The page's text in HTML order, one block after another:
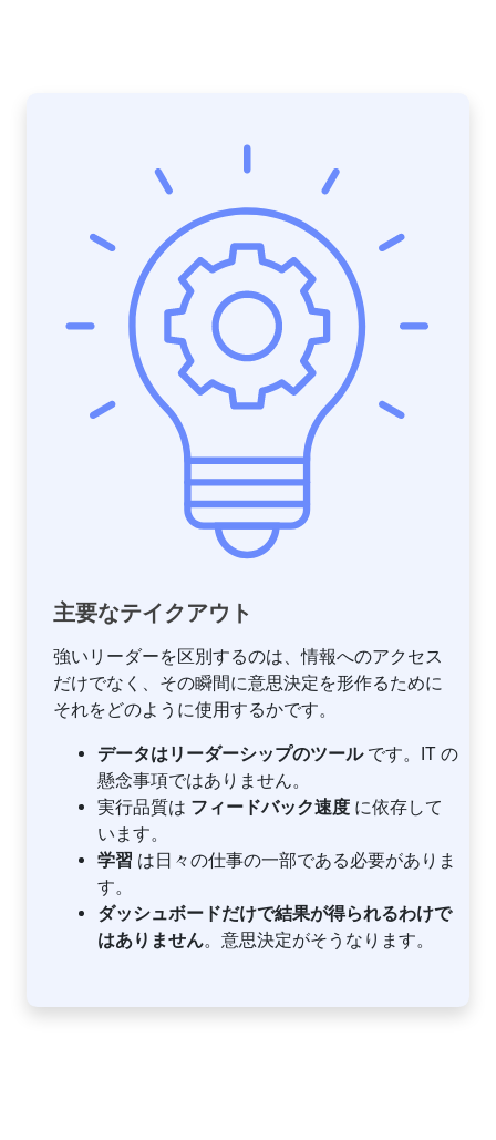
主要なテイクアウト
強いリーダーを区別するのは、情報へのアクセス
だけでなく、その瞬間に意思決定を形作るために
それをどのように使用するかです。
データはリーダーシップのツールです。IT の
懸念事項ではありません。
実行品質は フィードバック速度 に依存して
います。
学習 は日々の仕事の一部である必要がありま
す。
ダッシュボードだけで結果が得られるわけで
はありません。意思決定がそうなります。